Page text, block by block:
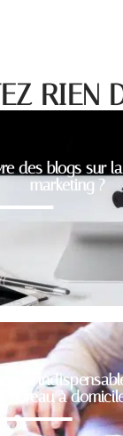
RIEN
des blogs sur
marketing ?
bureau à